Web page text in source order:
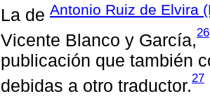
La de Antonio Ruiz de Elvira
Vicente Blanco y García,26
publicación que también
debidas a otro traductor.27